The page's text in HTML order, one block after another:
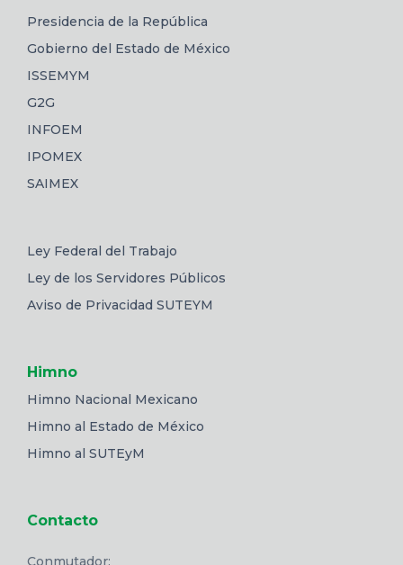
Presidencia de la República
Gobierno del Estado de México
ISSEMYM
G2G
INFOEM
IPOMEX
SAIMEX
Ley Federal del Trabajo
Ley de los Servidores Públicos
Aviso de Privacidad SUTEYM
Himno
Himno Nacional Mexicano
Himno al Estado de México
Himno al SUTEyM
Contacto
Conmutador: